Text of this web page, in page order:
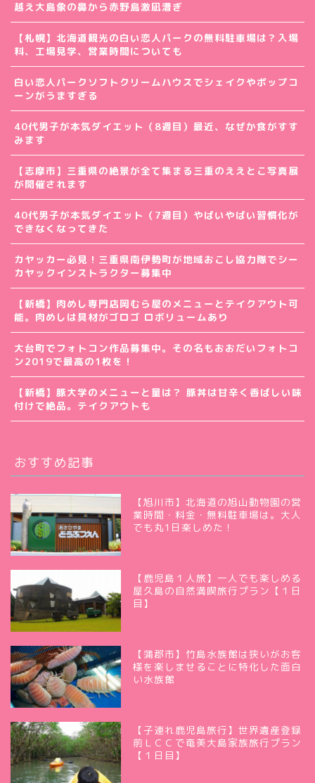
越え大島象の鼻から赤野島激凪漕ぎ
【札幌】北海道観光の白い恋人パークの無料駐車場は？入場
料、工場見学、営業時間についても
白い恋人パークソフトクリームハウスでシェイクやポップコ
ーンがうますぎる
40代男子が本気ダイエット（8週目）最近、なぜか食がすす
みます
【志摩市】三重県の絶景が全て集まる三重のええとこ写真展
が開催されます
40代男子が本気ダイエット（7週目）やばいやばい習慣化が
できなくなってきた
カヤッカー必見！三重県南伊勢町が地域おこし協力隊でシー
カヤックインストラクター募集中
【新橋】肉めし専門店岡むら屋のメニューとテイクアウト可
能。肉めしは具材がゴロゴ ロボリュームあり
大台町でフォトコン作品募集中。その名もおおだいフォトコ
ン2019で最高の1枚を！
【新橋】豚大学のメニューと量は？ 豚丼は甘辛く香ばしい味
付けで絶品。テイクアウトも
おすすめ記事
【旭川市】北海道の旭山動物園の営
業時間・料金・無料駐車場は。大人
でも丸1日楽しめた！
【鹿児島１人旅】一人でも楽しめる
屋久島の自然満喫旅行プラン【１日
目】
【蒲郡市】竹島水族館は狭いがお客
様を楽しませることに特化した面白
い水族館
【子連れ鹿児島旅行】世界遺産登録
前ＬＣＣで奄美大島家族旅行プラン
【１日目】